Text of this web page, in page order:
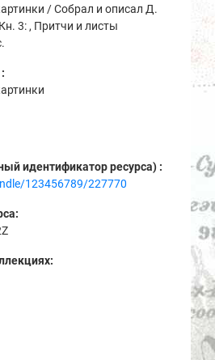
/ Собрал и описал Д.
3: , Притчи и листы
идентификатор ресурса) :
123456789/227770